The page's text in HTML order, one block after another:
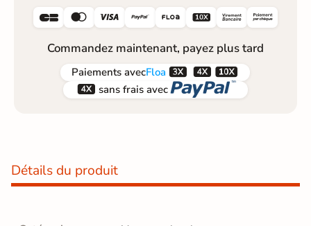
     
Commandez maintenant, payez plus tard
Paiements avecFloa  
 sans frais avec 
Détails du produit